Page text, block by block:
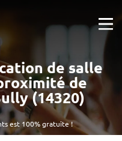
est 100% gratuite !
de salle
de
(14320)